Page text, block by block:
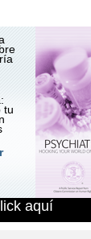
tu
aquí